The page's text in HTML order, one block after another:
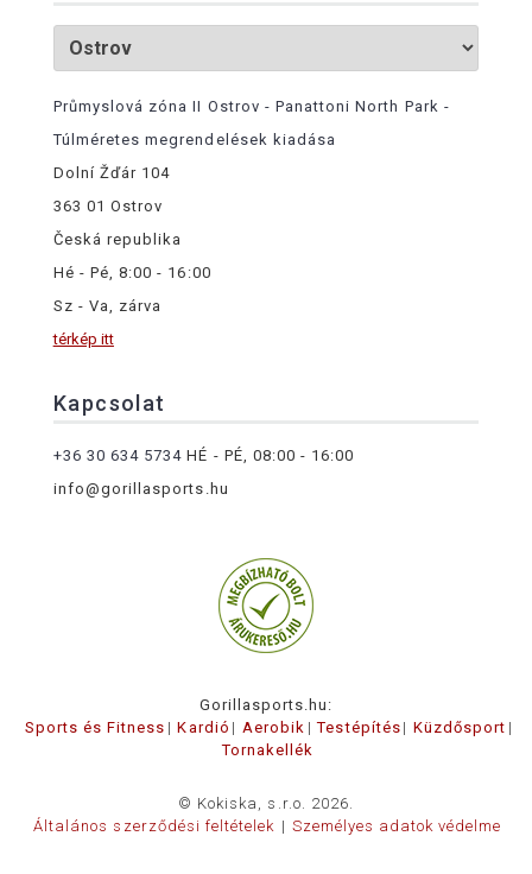
Průmyslová zóna II Ostrov - Panattoni North Park -
Túlméretes megrendelések kiadása
Dolní Žďár 104
363 01 Ostrov
Česká republika
Hé - Pé, 8:00 - 16:00
Sz - Va, zárva
térkép itt
Kapcsolat
+36 30 634 5734 HÉ - PÉ, 08:00 - 16:00
info@gorillasports.hu
Gorillasports.hu:
Sports és Fitness
Kardió Aerobik Testépítés
Küzdősport
Tornakellék
© Kokiska, s.r.o. 2026.
Általános szerződési feltételek
Személyes adatok védelme